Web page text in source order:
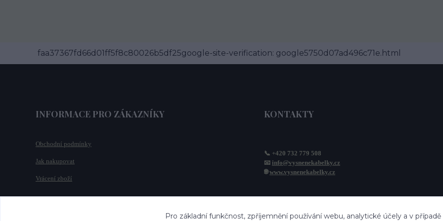
faa37367fd66d01ff5f8c80026b5df25google-site-verification: google5750d07ad496c71e.html
INFORMACE PRO ZÁKAZNÍKY
Obchodní podmínky
Jak nakupovat
Vrácení zboží
KONTAKTY
📞 +420 732 779 508
📧 info@vysnenekabelky.cz
🌐 www.vysnenekabelky.cz
Pro základní funkčnost, zpříjemnění používání webu, analytické účely a v případě